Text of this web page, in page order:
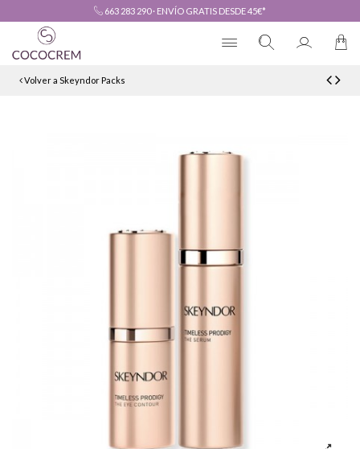
663 283 290· ENVÍO GRATIS DESDE 45€*
Volver a Skeyndor Packs